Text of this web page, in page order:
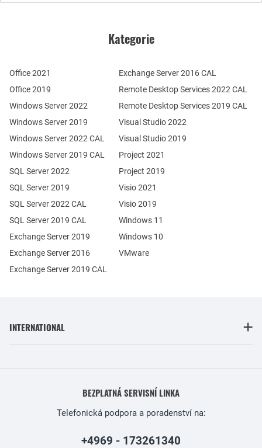
Kategorie
Office 2021
Office 2019
Windows Server 2022
Windows Server 2019
Exchange Server 2019
Exchange Server 2016
SQL Server 2022
SQL Server 2019
Windows Server 2022 CAL
Windows Server 2019 CAL
SQL Server 2022 CAL
SQL Server 2019 CAL
Remote Desktop Services 2022 CAL
Remote Desktop Services 2019 CAL
Exchange Server 2019 CAL
Exchange Server 2016 CAL
Visual Studio 2022
Visual Studio 2019
Project 2021
Project 2019
Visio 2021
Visio 2019
Windows 11
Windows 10
VMware
INTERNATIONAL
BEZPLATNÁ SERVISNÍ LINKA
Telefonická podpora a poradenství na:
+4969 - 173261340